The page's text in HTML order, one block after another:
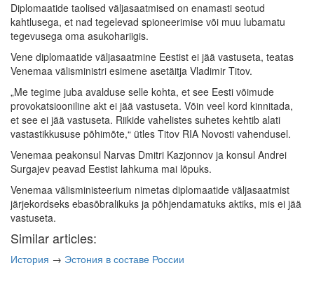
Diplomaatide taolised väljasaatmised on enamasti seotud
kahtlusega, et nad tegelevad spioneerimise või muu lubamatu
tegevusega oma asukohariigis.
Vene diplomaatide väljasaatmine Eestist ei jää vastuseta, teatas
Venemaa välisministri esimene asetäitja Vladimir Titov.
„Me tegime juba avalduse selle kohta, et see Eesti võimude
provokatsiooniline akt ei jää vastuseta. Võin veel kord kinnitada,
et see ei jää vastuseta. Riikide vahelistes suhetes kehtib alati
vastastikkususe põhimõte,“ ütles Titov RIA Novosti vahendusel.
Venemaa peakonsul Narvas Dmitri Kazjonnov ja konsul Andrei
Surgajev peavad Eestist lahkuma mai lõpuks.
Venemaa välisministeerium nimetas diplomaatide väljasaatmist
järjekordseks ebasõbralikuks ja põhjendamatuks aktiks, mis ei jää
vastuseta.
Similar articles:
История → Эстония в составе России